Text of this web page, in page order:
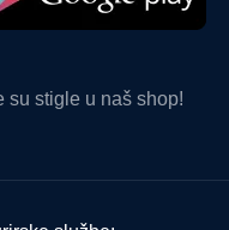
su stigle u naš shop!